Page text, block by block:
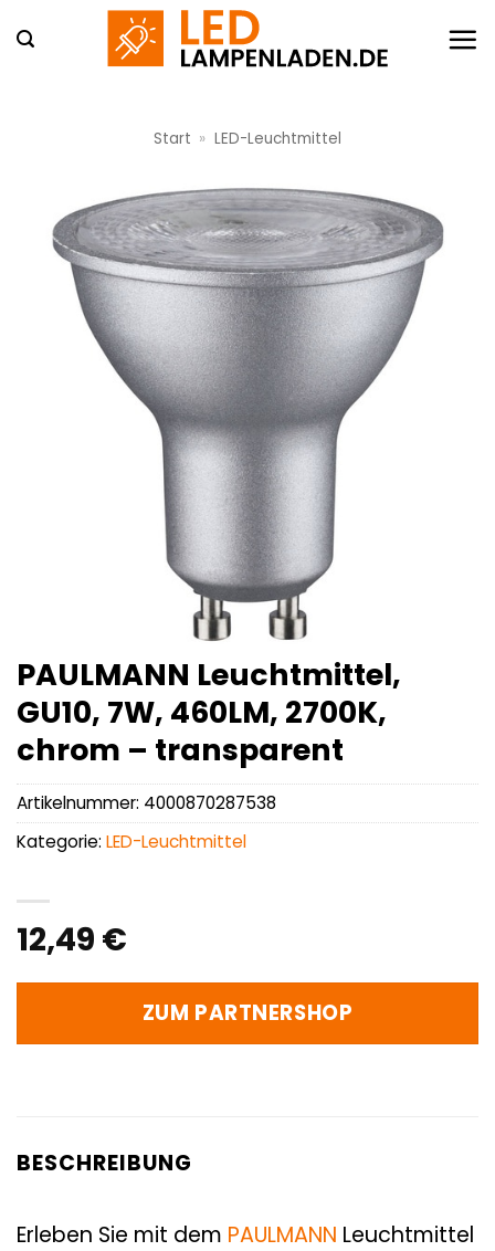
Inhalt
Start » LED-Leuchtmittel
PAULMANN Leuchtmittel,
GU10, 7W, 460LM, 2700K,
chrom – transparent
12,49 €
ZUM PARTNERSHOP
Artikelnummer: 4000870287538
Kategorie: LED-Leuchtmittel
BESCHREIBUNG
Erleben Sie mit dem PAULMANN Leuchtmittel